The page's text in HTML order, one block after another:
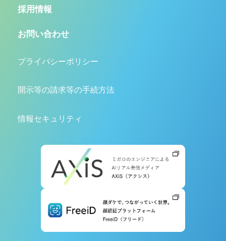
採用情報
お問い合わせ
プライバシーポリシー
開示等の請求等の手続方法
情報セキュリティ